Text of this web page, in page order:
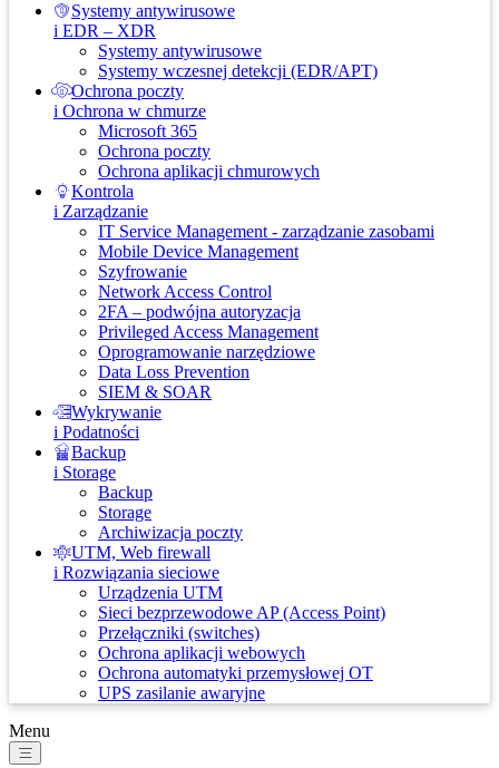
Systemy antywirusowe
i EDR – XDR
Systemy antywirusowe
Systemy wczesnej detekcji (EDR/APT)
Ochrona poczty
i Ochrona w chmurze
Microsoft 365
Ochrona poczty
Ochrona aplikacji chmurowych
Kontrola
i Zarządzanie
IT Service Management - zarządzanie zasobami
Mobile Device Management
Szyfrowanie
Network Access Control
2FA – podwójna autoryzacja
Privileged Access Management
Oprogramowanie narzędziowe
Data Loss Prevention
SIEM & SOAR
Wykrywanie
i Podatności
Backup
i Storage
Backup
Storage
Archiwizacja poczty
UTM, Web firewall
i Rozwiązania sieciowe
Urządzenia UTM
Sieci bezprzewodowe AP (Access Point)
Przełączniki (switches)
Ochrona aplikacji webowych
Ochrona automatyki przemysłowej OT
UPS zasilanie awaryjne
Menu